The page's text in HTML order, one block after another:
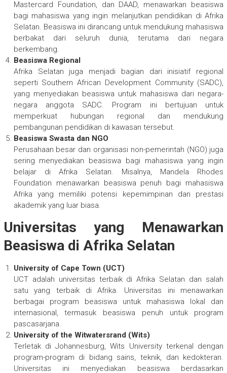
Mastercard Foundation, dan DAAD, menawarkan beasiswa
bagi mahasiswa yang ingin melanjutkan pendidikan di Afrika
Selatan. Beasiswa ini dirancang untuk mendukung mahasiswa
berbakat dari seluruh dunia, terutama dari negara
berkembang.
Beasiswa Regional
Afrika Selatan juga menjadi bagian dari inisiatif regional
seperti Southern African Development Community (SADC),
yang menyediakan beasiswa untuk mahasiswa dari negara-
negara anggota SADC. Program ini bertujuan untuk
memperkuat hubungan regional dan mendukung
pembangunan pendidikan di kawasan tersebut.
Beasiswa Swasta dan NGO
Perusahaan besar dan organisasi non-pemerintah (NGO) juga
sering menyediakan beasiswa bagi mahasiswa yang ingin
belajar di Afrika Selatan. Misalnya, Mandela Rhodes
Foundation menawarkan beasiswa penuh bagi mahasiswa
Afrika yang memiliki potensi kepemimpinan dan prestasi
akademik yang luar biasa.
Universitas yang Menawarkan
Beasiswa di Afrika Selatan
University of Cape Town (UCT)
UCT adalah universitas terbaik di Afrika Selatan dan salah
satu yang terbaik di Afrika. Universitas ini menawarkan
berbagai program beasiswa untuk mahasiswa lokal dan
internasional, termasuk beasiswa penuh untuk program
pascasarjana.
University of the Witwatersrand (Wits)
Terletak di Johannesburg, Wits University terkenal dengan
program-program di bidang sains, teknik, dan kedokteran.
Universitas ini menyediakan beasiswa berdasarkan